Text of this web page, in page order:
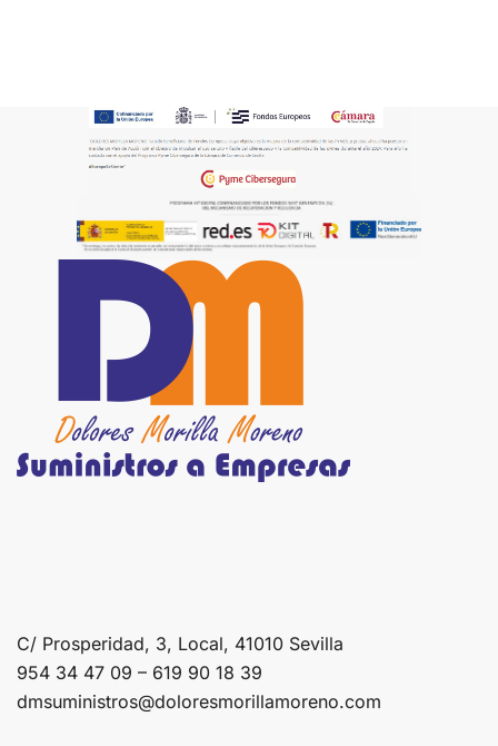
C/ Prosperidad, 3, Local, 41010 Sevilla
954 34 47 09 – 619 90 18 39
dmsuministros@doloresmorillamoreno.com